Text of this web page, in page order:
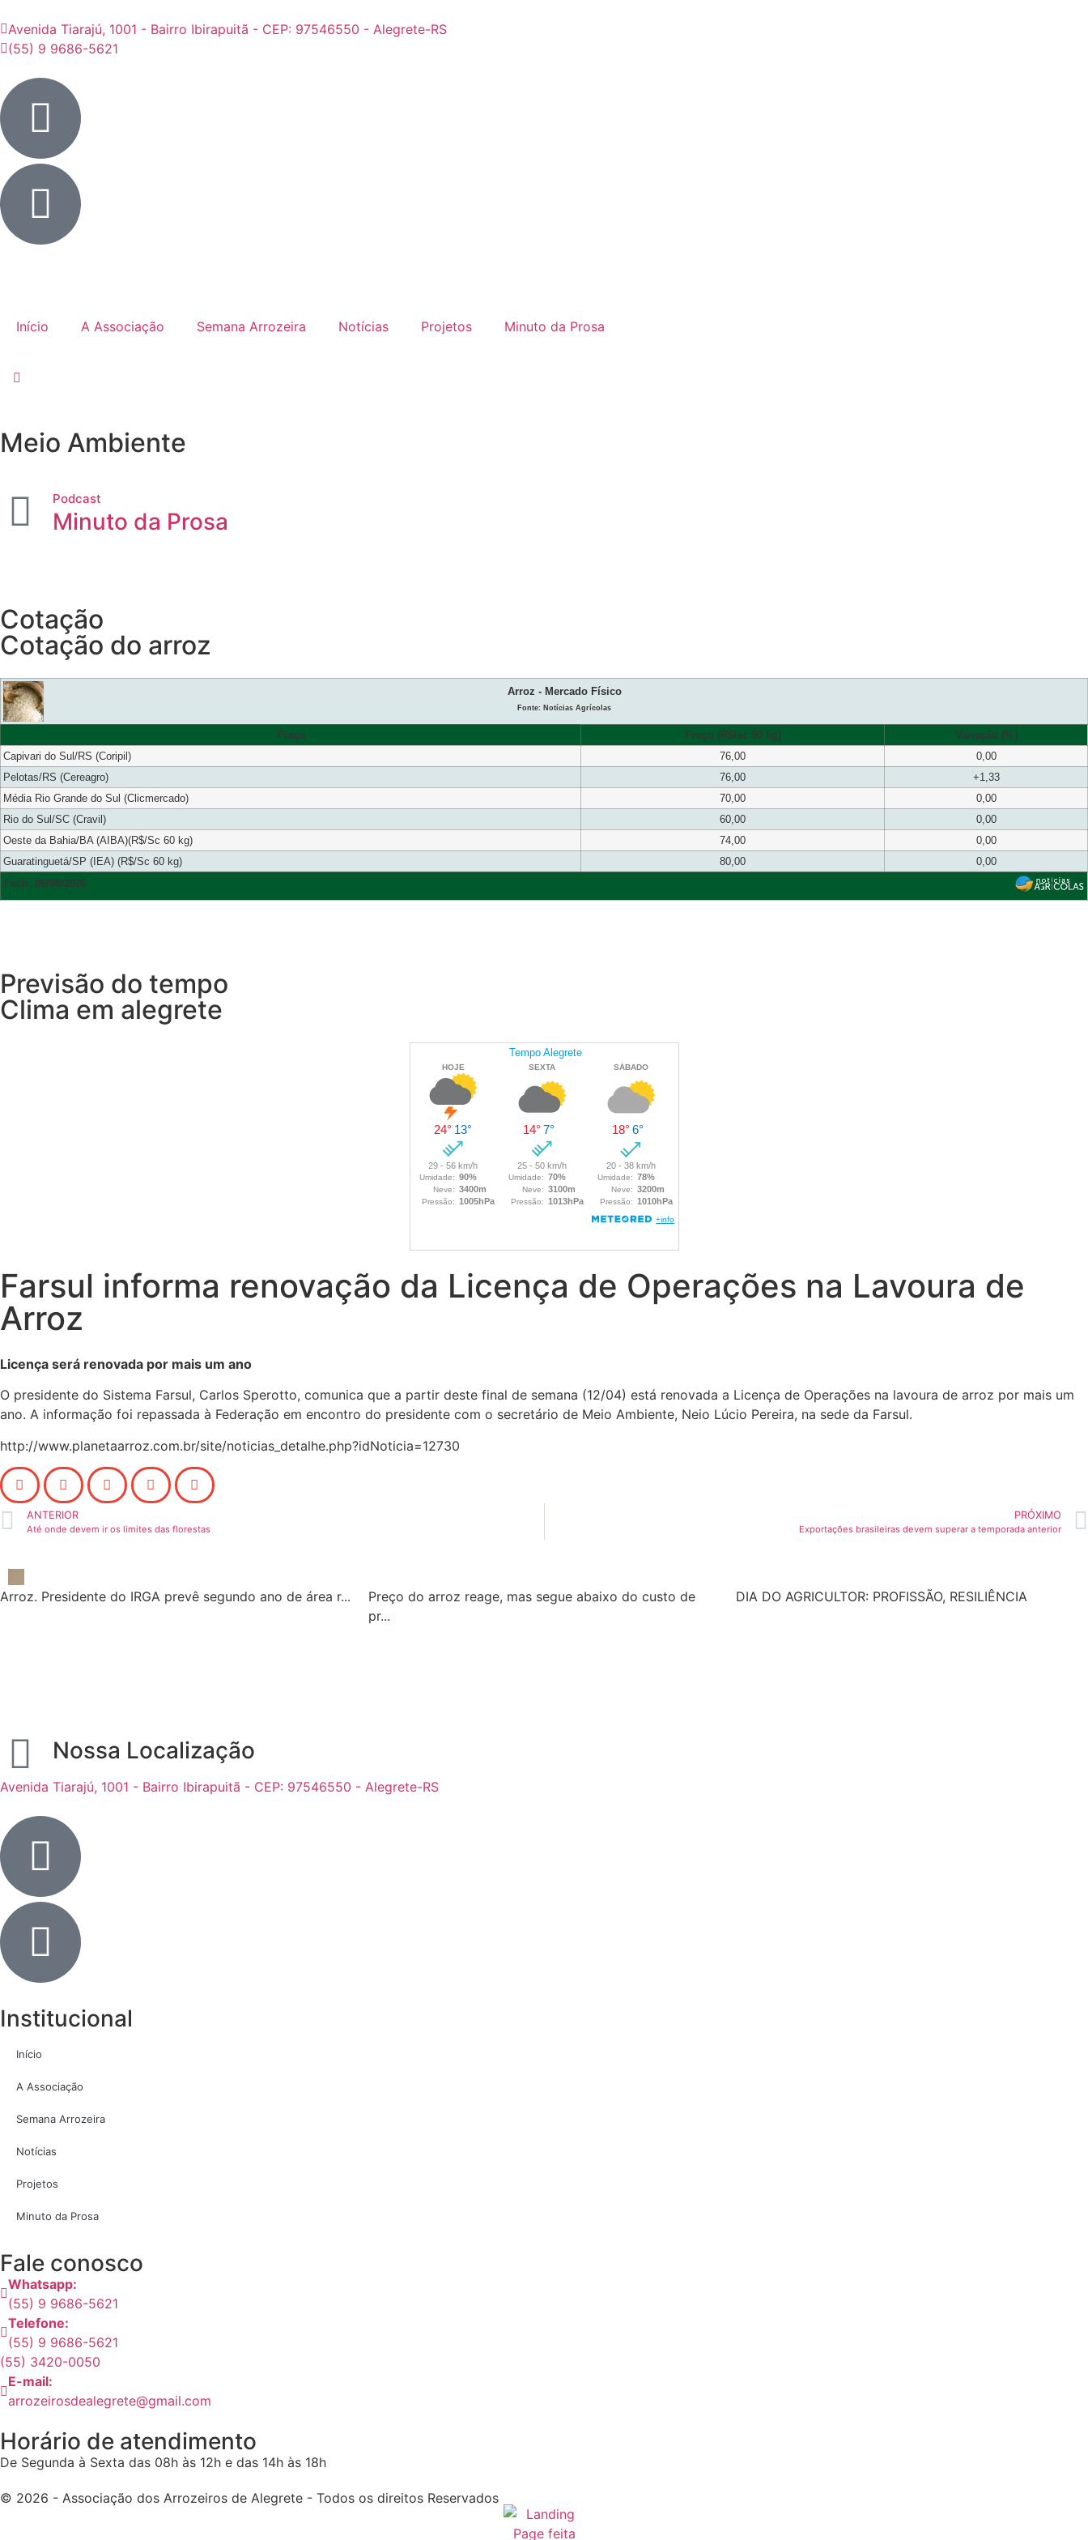
Avenida Tiarajú, 1001 - Bairro Ibirapuitã - CEP: 97546550 - Alegrete-RS
(55) 9 9686-5621
Início A Associação Semana Arrozeira Notícias Projetos Minuto da Prosa
Meio Ambiente
Podcast
Minuto da Prosa
Cotação
Cotação do arroz
Arroz - Mercado Físico
Fonte: Notícias Agrícolas
Praça Preço (R$/sc 50 kg)
Variação (%)
Capivari do Sul/RS (Coripil)
76,00
0,00
Pelotas/RS (Cereagro)
76,00
+1,33
Média Rio Grande do Sul (Clicmercado)
70,00
0,00
Rio do Sul/SC (Cravil)
60,00
0,00
Oeste da Bahia/BA (AIBA)(R$/Sc 60 kg)
74,00
0,00
Guaratinguetá/SP (IEA) (R$/Sc 60 kg)
80,00
0,00
Fech. 06/08/2026
Previsão do tempo
Clima em alegrete
Farsul informa renovação da Licença de Operações na Lavoura de
Arroz
Licença será renovada por mais um ano
O presidente do Sistema Farsul, Carlos Sperotto, comunica que a partir deste final de semana (12/04) está renovada a Licença de Operações na lavoura de arroz por mais um
ano. A informação foi repassada à Federação em encontro do presidente com o secretário de Meio Ambiente, Neio Lúcio Pereira, na sede da Farsul.
http://www.planetaarroz.com.br/site/noticias_detalhe.php?idNoticia=12730
ANTERIOR
Até onde devem ir os limites das florestas
PRÓXIMO
Exportações brasileiras devem superar a temporada anterior
Arroz. Presidente do IRGA prevê segundo ano de área r...
Preço do arroz reage, mas segue abaixo do custo de
pr...
DIA DO AGRICULTOR: PROFISSÃO, RESILIÊNCIA
Nossa Localização
Avenida Tiarajú, 1001 - Bairro Ibirapuitã - CEP: 97546550 - Alegrete-RS
Institucional
Início
A Associação
Semana Arrozeira
Notícias
Projetos
Minuto da Prosa
Fale conosco
Whatsapp:
(55) 9 9686-5621
Telefone:
(55) 9 9686-5621
(55) 3420-0050
E-mail:
arrozeirosdealegrete@gmail.com
Horário de atendimento
De Segunda à Sexta das 08h às 12h e das 14h às 18h
© 2026 - Associação dos Arrozeiros de Alegrete - Todos os direitos Reservados